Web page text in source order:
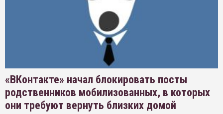
«ВКонтакте» начал блокировать посты
родственников мобилизованных, в которых
они требуют вернуть близких домой